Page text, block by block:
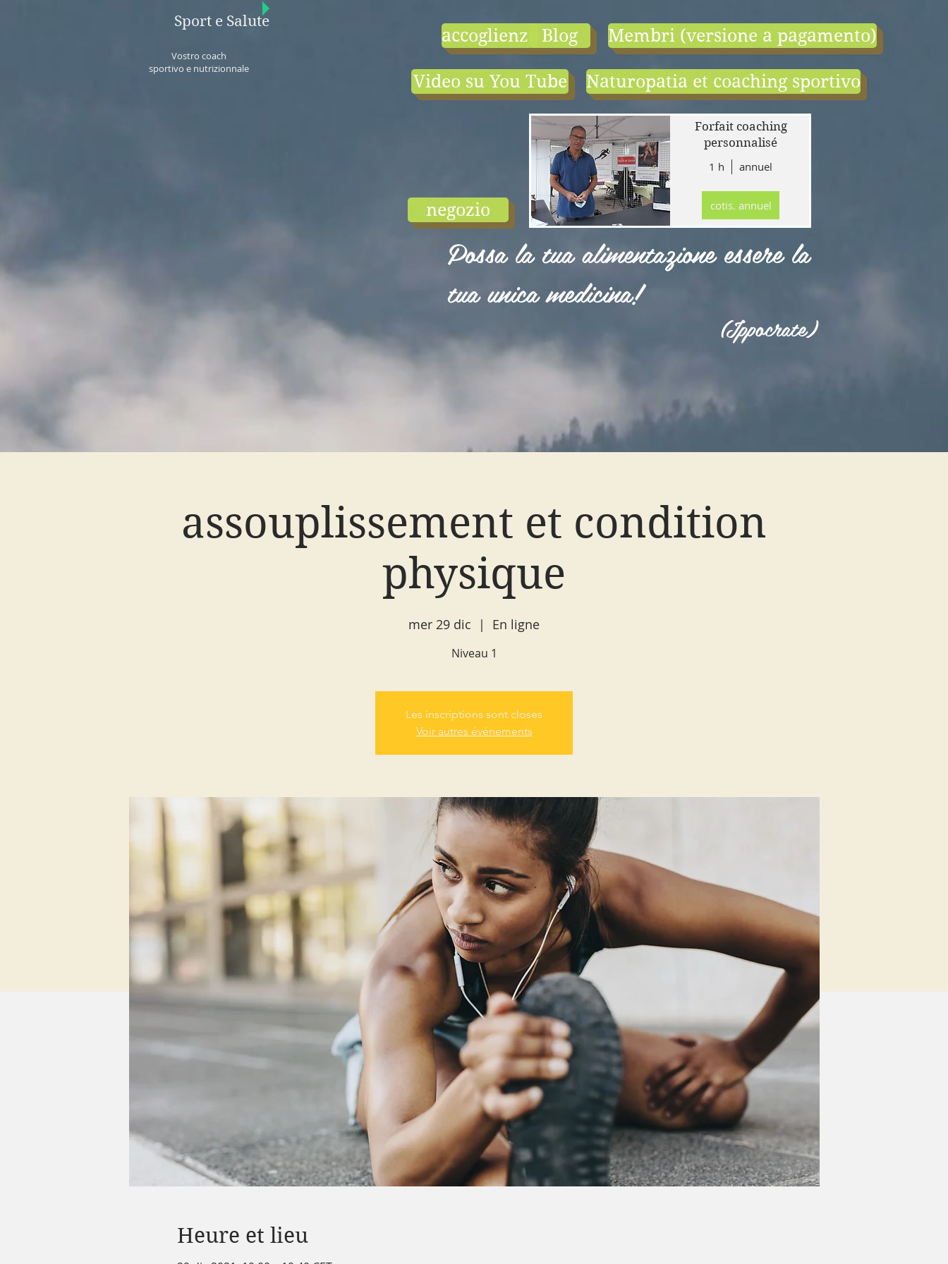
Sport e Salute
Vostro coach
sportivo e nutrizionnale
accoglienza Blog Membri (versione a pagamento)
Video su You Tube Naturopatia et coaching sportivo
negozio
- le tarif comprend:
1) une visio-
conférence par
mois en salle ou en
ligne.
2) 1 cours en
groupe de condition
physique en ligne
ou en salle par
semaine (sauf juillet
et ...
Forfait coaching
personnalisé
1 h
annuel
cotis. annuel
Possa la tua alimentazione essere la
tua unica medicina!
(Ippocrate)
assouplissement et condition
physique
mer 29 dic
  |
En ligne
Niveau 1
Les inscriptions sont closes
Voir autres événements
Heure et lieu